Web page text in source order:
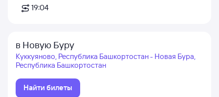
19:04
в Новую Буру
Куккуяново, Республика Башкортостан - Новая Бура,
Республика Башкортостан
Найти билеты